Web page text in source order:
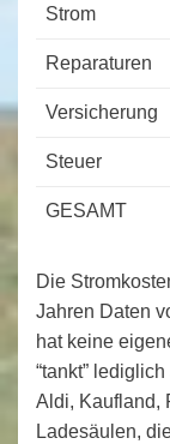
Strom
Reparaturen
Versicherung
Steuer
GESAMT
Die
Jahren Daten
hat keine
“tankt”
Aldi, Kaufland,
Ladesäulen,